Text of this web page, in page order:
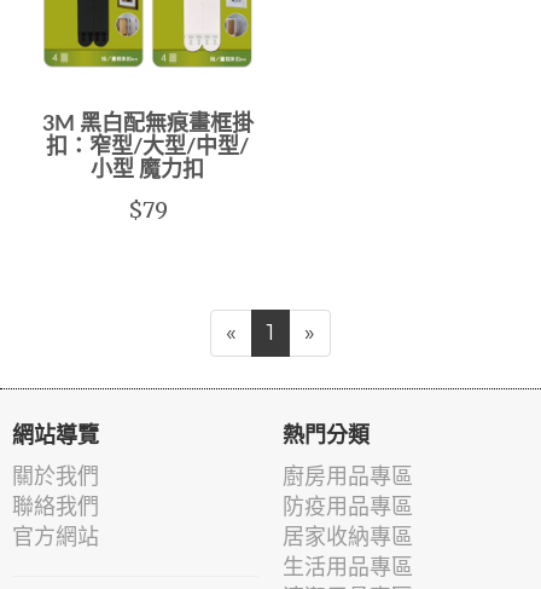
3M 黑白配無痕畫框掛
扣：窄型/大型/中型/
小型 魔力扣
$79
« 1 »
網站導覽
關於我們
聯絡我們
官方網站
熱門分類
廚房用品專區
防疫用品專區
居家收納專區
生活用品專區